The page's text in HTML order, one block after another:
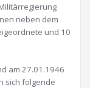
neben dem
und 10
am 27.01.1946
sich folgende